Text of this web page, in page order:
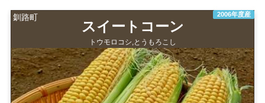
釧路町 2006年度産
スイートコーン
トウモロコシ,とうもろこし